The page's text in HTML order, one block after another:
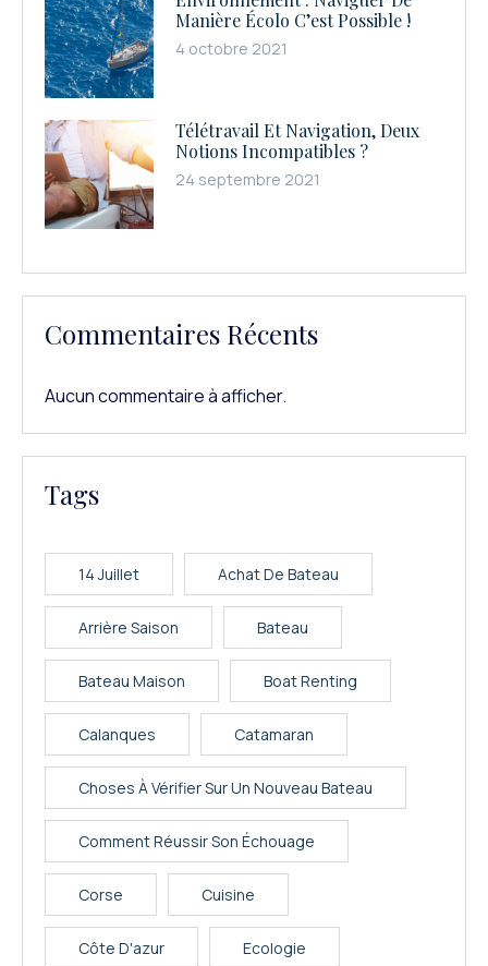
Manière Écolo C’est Possible !
4 octobre 2021
Télétravail Et Navigation, Deux
Notions Incompatibles ?
24 septembre 2021
Commentaires Récents
Aucun commentaire à afficher.
Tags
14 Juillet Achat De Bateau
Arrière Saison Bateau
Bateau Maison Boat Renting
Calanques Catamaran
Choses À Vérifier Sur Un Nouveau Bateau
Comment Réussir Son Échouage
Corse Cuisine
Côte D'azur Ecologie